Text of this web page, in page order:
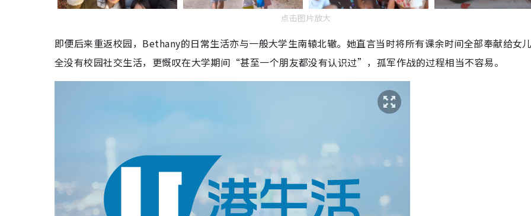
点击图片放大
即便后来重返校园，Bethany的日常生活亦与一般大学生南辕北辙。她直言当时将所有课余时间全部奉献给女
全没有校园社交生活，更慨叹在大学期间“甚至一个朋友都没有认识过”，孤军作战的过程相当不容易。